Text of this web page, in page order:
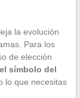
la evolución
Para los
de elección
símbolo del
lo que necesitas